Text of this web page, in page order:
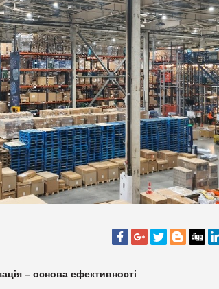
– основа ефективності